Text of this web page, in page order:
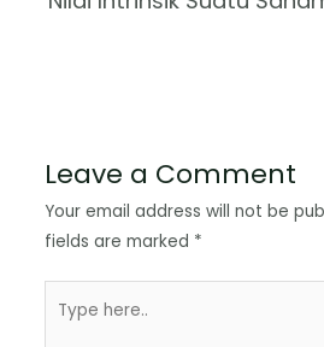
Leave a Comment
Your email address will not be
fields are marked *